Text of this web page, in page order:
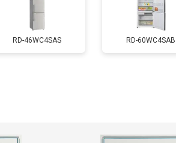
3650 ₽
RD-46WC4SAS RD-60WC4SAB